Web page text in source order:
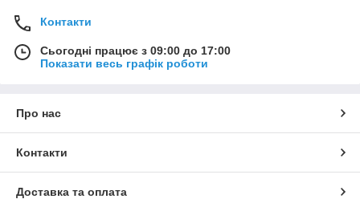
Контакти
Сьогодні працює з 09:00 до 17:00
Показати весь графік роботи
Про нас
Контакти
Доставка та оплата